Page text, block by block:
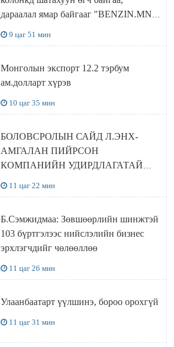
дараалал ямар байгааг "BENZIN.MN”
9 цаг 51 мин
Монголын экспорт 12.2 тэрбум
ам.долларт хүрэв
10 цаг 35 мин
БОЛОВСРОЛЫН САЙД Л.ЭНХ-
АМГАЛАН ПИЙРСОН
КОМПАНИЙН УДИРДЛАГАТАЙ
11 цаг 22 мин
Б.Сэмжидмаа: Зөвшөөрлийн шинжтэй
103 бүртгэлээс нийслэлийн бизнес
эрхлэгчдийг чөлөөллөө
11 цаг 26 мин
Улаанбаатарт үүлшинэ, бороо орохгүй
11 цаг 31 мин